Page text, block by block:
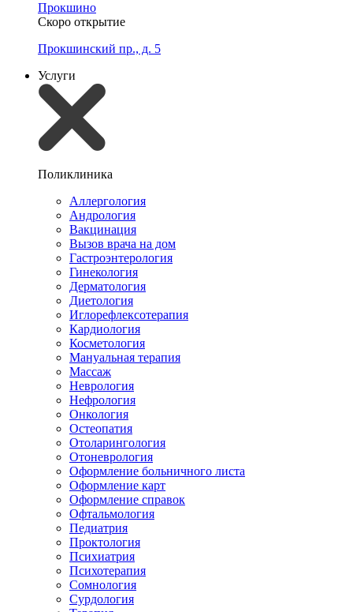
Прокшино
Скоро открытие
Прокшинский пр., д. 5
Услуги
Поликлиника
Аллергология
Андрология
Вакцинация
Вызов врача на дом
Гастроэнтерология
Гинекология
Дерматология
Диетология
Иглорефлексотерапия
Кардиология
Косметология
Мануальная терапия
Массаж
Неврология
Нефрология
Онкология
Остеопатия
Отоларингология
Отоневрология
Оформление больничного листа
Оформление карт
Оформление справок
Офтальмология
Педиатрия
Проктология
Психиатрия
Психотерапия
Сомнология
Сурдология